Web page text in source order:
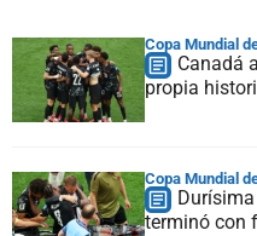
Copa Mundial
Canadá
propia
Copa Mundial
terminó con